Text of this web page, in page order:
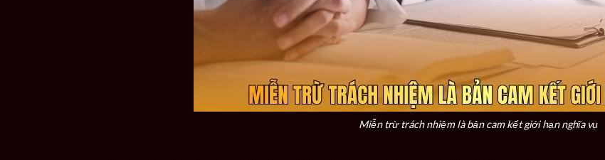
Miễn trừ trách nhiệm là bản cam kết giới hạn nghĩa vụ